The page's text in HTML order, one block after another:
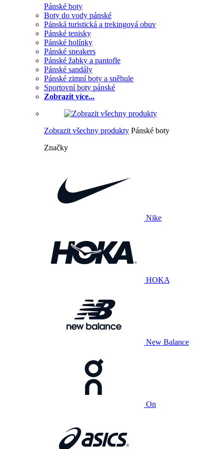
Pánské boty
Boty do vody pánské
Pánská turistická a trekingová obuv
Pánské tenisky
Pánské holínky
Pánské sneakers
Pánské žabky a pantofle
Pánské sandály
Pánské zimní boty a sněhule
Sportovní boty pánské
Zobrazit více...
Zobrazit všechny produkty Pánské boty
Značky
Nike
HOKA
New Balance
On